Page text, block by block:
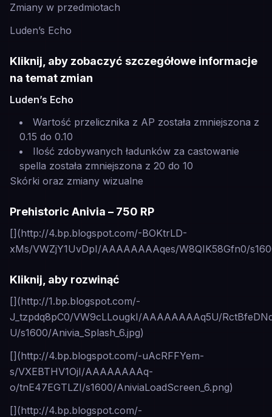
Zmiany w przedmiotach
Luden’s Echo
Kliknij, aby zobaczyć szczegółowe informacje
na temat zmian
Luden’s Echo
Wartość przelicznika z AP została zmniejszona z
0.15 do 0.10
Ilość zdobywanych ładunków za castowanie
spella została zmniejszona z 20 do 10
Skórki oraz zmiany wizualne
Prehistoric Anivia – 750 RP
[](http://4.bp.blogspot.com/-BOKtrLD-
xMs/VWZjY1UvDpI/AAAAAAAAqes/W8QIK58Gfn0/
Kliknij, aby rozwinąć
[](http://1.bp.blogspot.com/-
J_tzpdq8pC0/VW9cLLougkI/AAAAAAAAq5U/
U/s1600/Anivia_Splash_6.jpg)
[](http://4.bp.blogspot.com/-uAcRFFYem-
s/VXEBTHV1OjI/AAAAAAAAq-
o/tnE47EGTLZI/s1600/AniviaLoadScreen_6.png)
[](http://4.bp.blogspot.com/-